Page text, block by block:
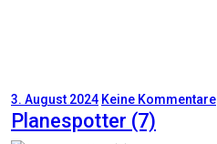
3. August 2024 Keine Kommentare
Planespotter (7)